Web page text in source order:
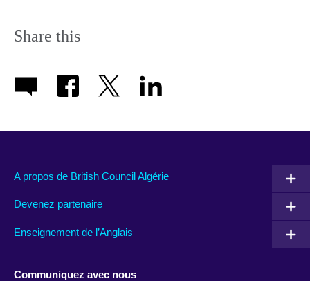
Share this
A propos de British Council Algérie
Devenez partenaire
Enseignement de l’Anglais
Communiquez avec nous